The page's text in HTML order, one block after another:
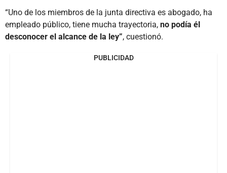
“Uno de los miembros de la junta directiva es abogado, ha
empleado público, tiene mucha trayectoria, no podía él
desconocer el alcance de la ley”, cuestionó.
PUBLICIDAD